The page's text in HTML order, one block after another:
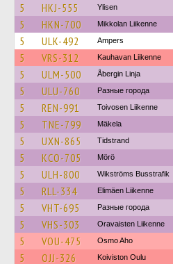
5 HKJ-555 Ylisen
5 HKN-700 Mikkolan Liikenne
5 ULK-492 Ampers
5 VRS-312 Kauhavan Liikenne
5 ULM-500 Åbergin Linja
5 ULU-760 Разные города
5 REN-991 Toivosen Liikenne
5 TNE-799 Mäkela
5 UXN-865 Tidstrand
5 KCO-705 Mörö
5 ULH-800 Wikströms Busstrafik
5 RLL-334 Elimäen Liikenne
5 VHT-695 Разные города
5 VHS-303 Oravaisten Liikenne
5 VOU-475 Osmo Aho
5 OJJ-326 Koiviston Oulu